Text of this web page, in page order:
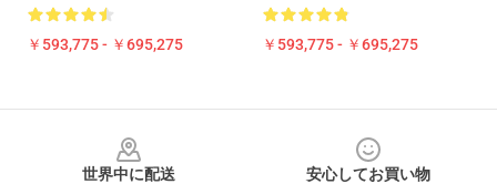
￥593,775 - ￥695,275 ￥593,775 - ￥695,275
世界中に配送
安心してお買い物